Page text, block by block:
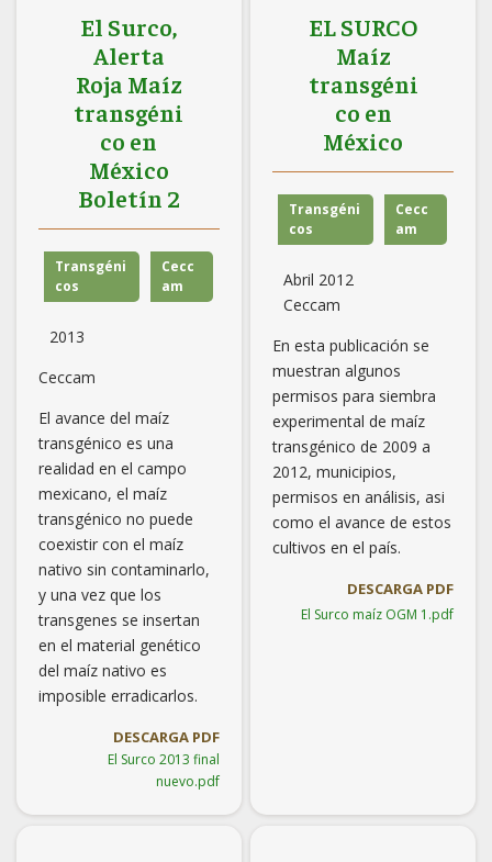
El Surco,
Alerta
Roja Maíz
transgéni
co en
México
Boletín 2
Transgéni
cos
Cecc
am
2013
Ceccam
El avance del maíz
transgénico es una
realidad en el campo
mexicano, el maíz
transgénico no puede
coexistir con el maíz
nativo sin contaminarlo,
y una vez que los
transgenes se insertan
en el material genético
del maíz nativo es
imposible erradicarlos.
DESCARGA PDF
El Surco 2013 final
nuevo.pdf
EL SURCO
Maíz
transgéni
co en
México
Transgéni
cos
Cecc
am
Abril 2012
Ceccam
En esta publicación se
muestran algunos
permisos para siembra
experimental de maíz
transgénico de 2009 a
2012, municipios,
permisos en análisis, asi
como el avance de estos
cultivos en el país.
DESCARGA PDF
El Surco maíz OGM 1.pdf